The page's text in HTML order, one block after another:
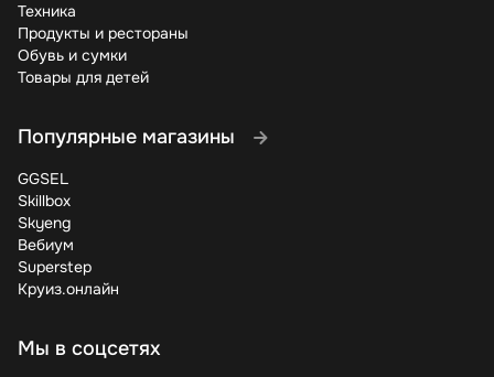
Техника
Продукты и рестораны
Обувь и сумки
Товары для детей
Популярные магазины
GGSEL
Skillbox
Skyeng
Вебиум
Superstep
Круиз.онлайн
Мы в соцсетях